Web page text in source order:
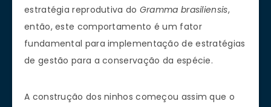
estratégia reprodutiva do Gramma brasiliensis,
então, este comportamento é um fator
fundamental para implementação de estratégias
de gestão para a conservação da espécie.
A construção dos ninhos começou assim que o